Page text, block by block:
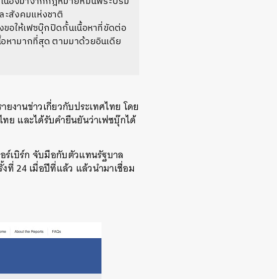
ะสังคมแห่งชาติ
ขอให้เฟซบุ๊กปิดกั้นเนื้อหาที่ขัดต่อ
หามากที่สุด ตามมาด้วยอินเดีย
งานข่าวเกี่ยวกับประเทศไทย โดย
ทย และได้รับคำยืนยันว่าเฟซบุ๊กได้
ร์เบิร์ก จับมือกับตัวแทนรัฐบาล
ที่ 24 เมื่อปีที่แล้ว แล้วนำมาเชื่อม